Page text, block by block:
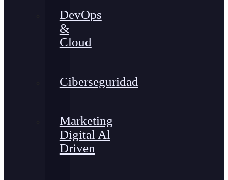
DevOps
&
Cloud
Ciberseguridad
Marketing
Digital Al
Driven